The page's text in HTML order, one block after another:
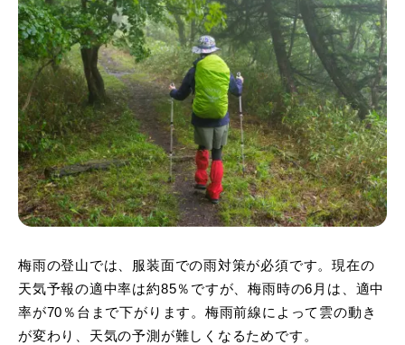
梅雨の登山では、服装面での雨対策が必須です。現在の
天気予報の適中率は約85％ですが、梅雨時の6月は、適中
率が70％台まで下がります。梅雨前線によって雲の動き
が変わり、天気の予測が難しくなるためです。